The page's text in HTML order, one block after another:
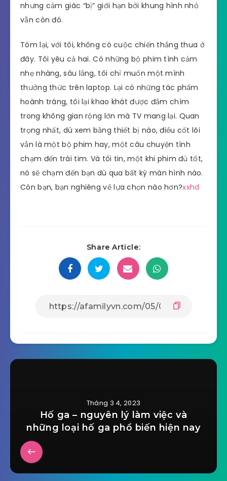
nhưng cảm giác “bị” giới hạn bởi khung hình nhỏ
vẫn còn đó.
Tóm lại, với tôi, không có cuộc chiến thắng thua ở
đây. Tôi yêu cả hai. Có những bộ phim tình cảm
nhẹ nhàng, sâu lắng, tôi chỉ muốn một mình
thưởng thức trên laptop. Lại có những tác phẩm
hoành tráng, tôi lại khao khát được đắm chìm
trong không gian rộng lớn mà TV mang lại. Quan
trọng nhất, dù xem bằng thiết bị nào, điều cốt lõi
vẫn là một bộ phim hay, một câu chuyện tình
chạm đến trái tim. Và tôi tin, một khi phim đủ tốt,
nó sẽ chạm đến bạn dù qua bất kỳ màn hình nào.
Còn bạn, bạn nghiêng về lựa chọn nào hơn?xxhd
Share Article:
Tháng 3 4, 2023
Hố ga – nguyên lý làm việc và
những loại hố ga phổ biến hiện nay